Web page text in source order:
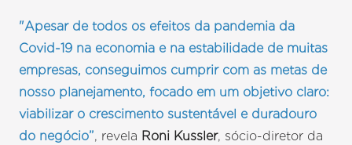
"Apesar de todos os efeitos da pandemia da
Covid-19 na economia e na estabilidade de muitas
empresas, conseguimos cumprir com as metas de
nosso planejamento, focado em um objetivo claro:
viabilizar o crescimento sustentável e duradouro
do negócio”, revela Roni Kussler, sócio-diretor da